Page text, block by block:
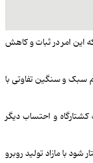
این امر در ثبات و کاهش
حاضر قیمت دام سبک و سنگین تفاوتی با
و لاشه درب کشتارگاه و احتساب دیگر
رأس کشتار شود با مازاد تولید روبرو